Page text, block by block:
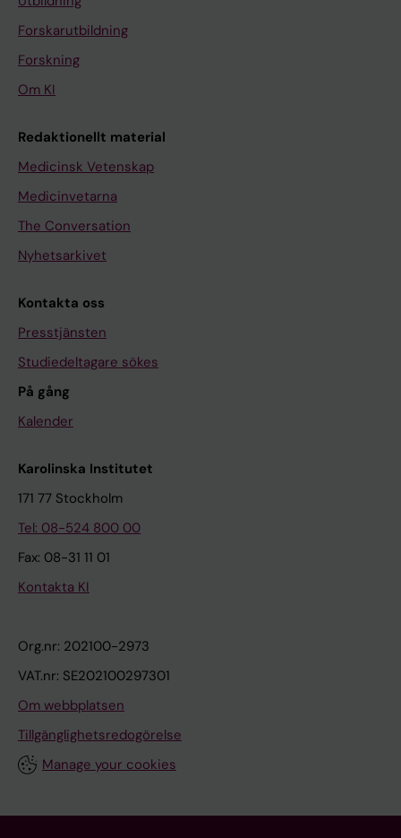
Forskarutbildning
Forskning
Om KI
Redaktionellt material
Medicinsk Vetenskap
Medicinvetarna
The Conversation
Nyhetsarkivet
Kontakta oss
Presstjänsten
Studiedeltagare sökes
På gång
Kalender
Karolinska Institutet
171 77 Stockholm
Tel: 08-524 800 00
Fax: 08-31 11 01
Kontakta KI
Org.nr: 202100-2973
VAT.nr: SE202100297301
Om webbplatsen
Tillgänglighetsredogörelse
Manage your cookies